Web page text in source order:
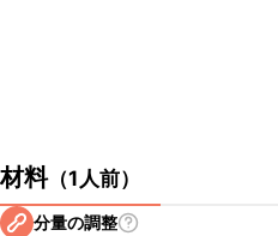
材料（1人前）
分量の調整